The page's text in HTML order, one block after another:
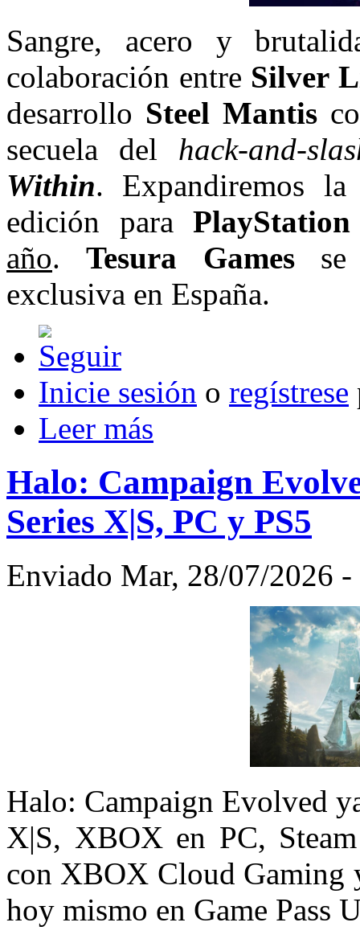
Sangre, acero y
colaboración entre Silver
desarrollo Steel Mantis
secuela del hack-and-
Within. Expandiremos
edición para
año.Tesura Gamesse
exclusiva en España.
Inicie sesión o regístrese
Leer más
Halo: Campaign
Series X|S, PC y PS5
Enviado Mar, 28/07/2026
Halo: Campaign Evolved
X|S, XBOX en PC,
con XBOX Cloud Gaming
hoy mismo en Game Pass